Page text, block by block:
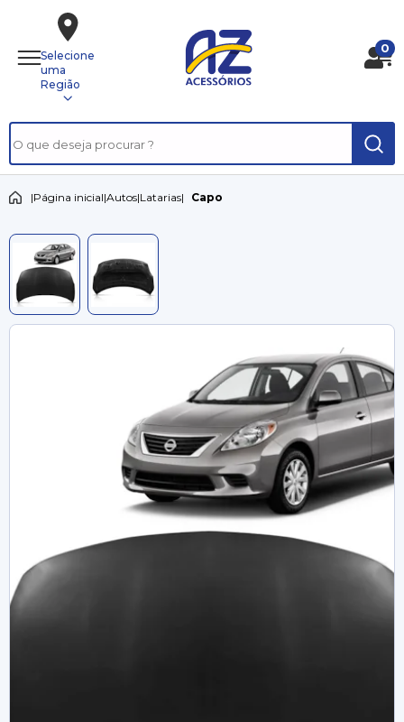
Selecione
uma
Região
0
|Página inicial|Autos|Latarias| Capo